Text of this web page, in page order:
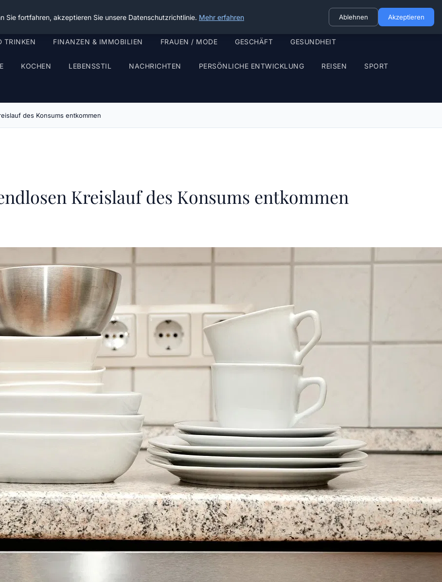
TRINKEN FINANZEN & IMMOBILIEN FRAUEN / MODE GESCHÄFT GESUNDHEIT
KOCHEN LEBENSSTIL NACHRICHTEN PERSÖNLICHE ENTWICKLUNG REISEN SPORT
des Konsums entkommen
Kreislauf des Konsums entkommen
Sie fortfahren, akzeptieren Sie unsere Datenschutzrichtlinie. Mehr erfahren Ablehnen Akzeptieren